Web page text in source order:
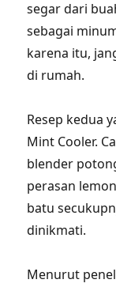
segar dari
sebagai
karena itu,
di rumah.
Resep kedua
Mint Cooler.
blender
perasan
batu
dinikmati.
Menurut